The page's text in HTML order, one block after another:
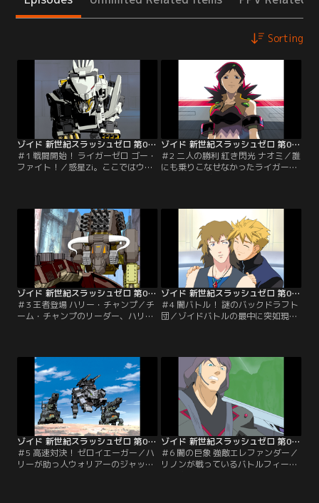
Sorting
ゾイド 新世紀スラッシュゼロ 第01話
＃1 戦闘開始！ ライガーゼロ ゴー・
ファイト！／惑星Zi。ここではウォ
ていたビット・クラウドは、ひょん
なことからゾイドバトルのバトルフ
ィールドに迷い込む。ビットのせい
でチーム・ブリッツとチーム・タイ
ガースのバトルは無効、再戦は翌日
に持ち越されることに。【提供：バ
ンダイチャンネル】
ゾイド 新世紀スラッシュゼロ 第02話
＃2 二人の勝利 紅き閃光 ナオミ／誰
にも乗りこなせなかったライガーゼ
きたが、最近は無名のウォリアーを
スカウトして、チーム戦も参加する
ようになったのだ。対戦ルールは6
発の砲弾以外の遠距離武器は使用で
きないリボルバー・デュエル。【提
供：バンダイチャンネル】
ゾイド 新世紀スラッシュゼロ 第03話
＃3 王者登場 ハリー・チャンプ／チ
ーム・チャンプのリーダー、ハリ
し、ビットにライバル心を燃やす。
新入りビットの態度が気に入らない
リノンは、ハリーの嫉妬心を煽り、
ビットとハリーが勝負するように仕
向ける。【提供：バンダイチャンネ
ゾイド 新世紀スラッシュゼロ 第04話
＃4 闇バトル！ 謎のバックドラフト
団／ゾイドバトルの最中に突如現れ
リノンが入浴中とも知らず、バスル
ームに入ったビットは、怒りまくっ
たリノンに追いかけられる。命から
がらトロスファームに戻ってきたビ
ットだったが、プテラスに乗ったリ
ノンが行方不明に。【提供：バンダ
イチャンネル】
ゾイド 新世紀スラッシュゼロ 第05話
＃5 高速対決！ ゼロイエーガー／ハ
リーが助っ人ウォリアーのジャッ
ゾイド 新世紀スラッシュゼロ 第06話
＃6 闇の巨象 強敵エレファンダー／
リノンが戦っているバトルフィール